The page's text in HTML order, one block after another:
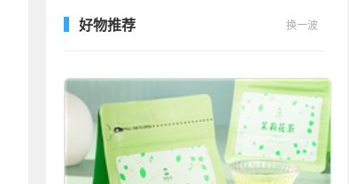
好物推荐 换一波